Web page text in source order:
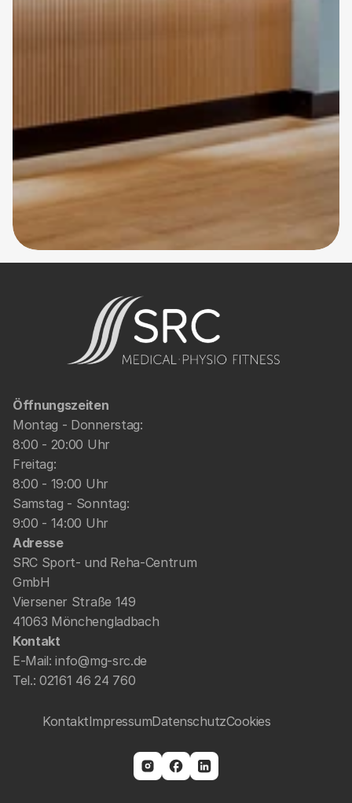
Öffnungszeiten
Montag - Donnerstag:
8:00 - 20:00 Uhr
Freitag:
8:00 - 19:00 Uhr
Samstag - Sonntag:
9:00 - 14:00 Uhr
Adresse
SRC Sport- und Reha-Centrum
GmbH
Viersener Straße 149
41063 Mönchengladbach
Kontakt
E-Mail: info@mg-src.de
Tel.: 02161 46 24 760
KontaktImpressumDatenschutzCookies